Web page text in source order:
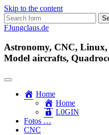
Skip to the content
Search
for:
FJungclaus.de
Astronomy, CNC,
Model aircrafts,
Home
Home
L​0​​GIN
Fotos …
CNC